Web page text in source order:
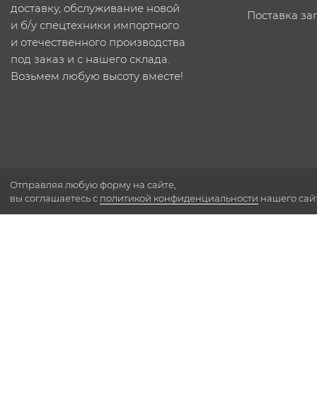
доставку, обслуживание новой
и б/у спецтехники импортного
и отечественного производства
под заказ и с нашего склада.
Возьмем любую высоту вместе!
Поставка
Отправляя любую форму на сайте,
вы соглашаетесь с политикой конфиденциальности нашего